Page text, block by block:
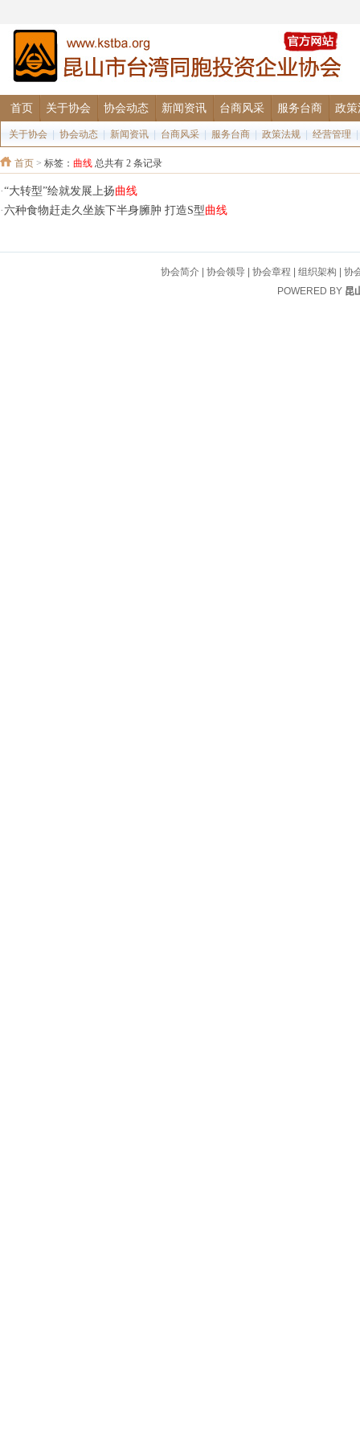
首页 关于协会 协会动态 新闻资讯 台商风采 服务台商 政策
关于协会 协会动态 新闻资讯 台商风采 服务台商 政策法规 经营管理
首页 > 标签： 曲线 总共有 2 条记录
·“大转型”绘就发展上扬曲线
·六种食物赶走久坐族下半身臃肿 打造S型曲线
协会简介 |协会领导 |协会章程 |组织架构 |协
POWERED BY 昆